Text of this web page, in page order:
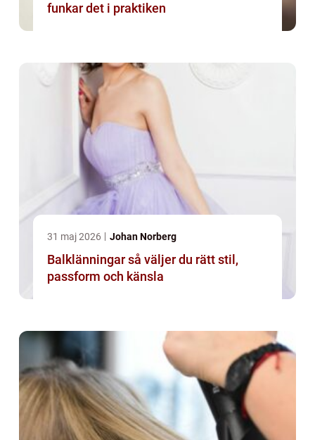
funkar det i praktiken
31 maj 2026 Johan Norberg
Balklänningar så väljer du rätt stil,
passform och känsla